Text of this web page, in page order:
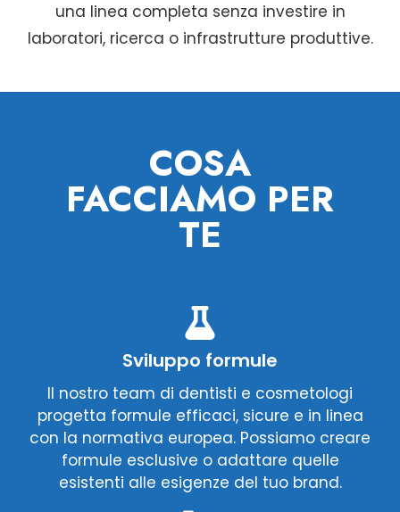
una linea completa senza investire in
laboratori, ricerca o infrastrutture produttive.
COSA
FACCIAMO PER
TE
Sviluppo formule
Il nostro team di dentisti e cosmetologi
progetta formule efficaci, sicure e in linea
con la normativa europea. Possiamo creare
formule esclusive o adattare quelle
esistenti alle esigenze del tuo brand.